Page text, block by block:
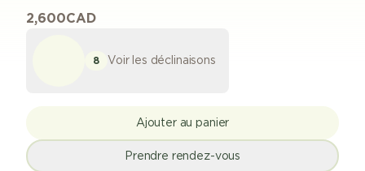
2,600CAD
8 Voir les déclinaisons
Ajouter au panier
Prendre rendez-vous